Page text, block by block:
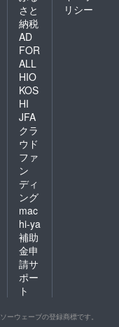
さと
納税
AD
FOR
ALL
HIO
KOS
HI
JFA
クラ
ウド
ファ
ン
ディ
ング
mac
hi-ya
補助
金申
請サ
ポー
ト
リシー
ーウェーブの登録商標です。